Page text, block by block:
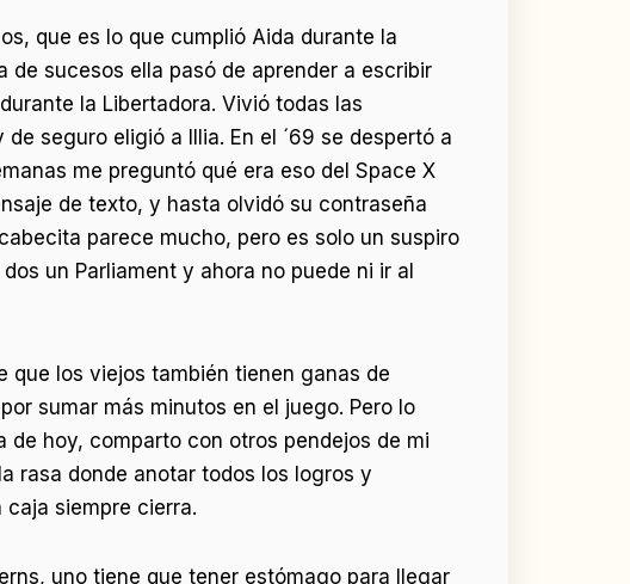
que es lo que cumplió Aida durante la
de sucesos ella pasó de aprender a escribir
la Libertadora. Vivió todas las
seguro eligió a Illia. En el ´69 se despertó a
me preguntó qué era eso del Space X
de texto, y hasta olvidó su contraseña
parece mucho, pero es solo un suspiro
un Parliament y ahora no puede ni ir al
que los viejos también tienen ganas de
sumar más minutos en el juego. Pero lo
de hoy, comparto con otros pendejos de mi
rasa donde anotar todos los logros y
siempre cierra.
uno tiene que tener estómago para llegar